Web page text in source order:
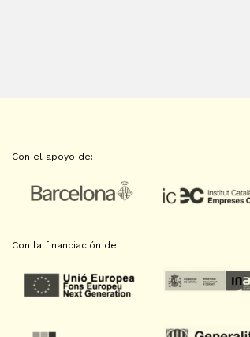
Con el apoyo de:
Con la financiación de: